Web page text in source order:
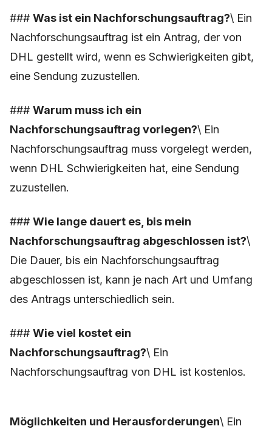
### Was ist ein Nachforschungsauftrag?\ Ein
Nachforschungsauftrag ist ein Antrag, der von
DHL gestellt wird, wenn es Schwierigkeiten gibt,
eine Sendung zuzustellen.
### Warum muss ich ein
Nachforschungsauftrag vorlegen?\ Ein
Nachforschungsauftrag muss vorgelegt werden,
wenn DHL Schwierigkeiten hat, eine Sendung
zuzustellen.
### Wie lange dauert es, bis mein
Nachforschungsauftrag abgeschlossen ist?\
Die Dauer, bis ein Nachforschungsauftrag
abgeschlossen ist, kann je nach Art und Umfang
des Antrags unterschiedlich sein.
### Wie viel kostet ein
Nachforschungsauftrag?\ Ein
Nachforschungsauftrag von DHL ist kostenlos.
Möglichkeiten und Herausforderungen\ Ein